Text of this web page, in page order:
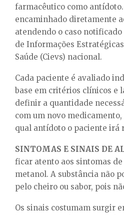
farmacêutico como
encaminhado diretamente
atendendo o caso
de Informações
Saúde (Cievs) nacional.
Cada paciente é avaliado
base em critérios clínicos e
definir a quantidade
com um novo
qual antídoto o paciente irá
SINTOMAS E SINAIS DE
ficar atento aos sintomas
metanol. A substância não
pelo cheiro ou sabor, pois
Os sinais costumam surgir